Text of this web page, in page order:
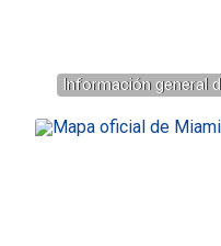
Información general